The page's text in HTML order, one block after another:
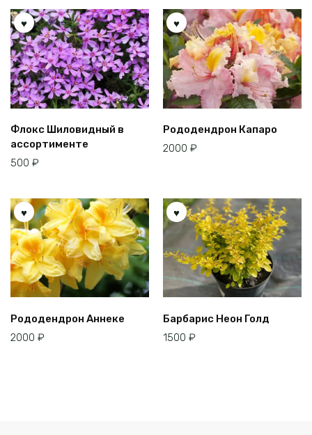
Флокс Шиловидный в
ассортименте
500 ₽
Рододендрон Капаро
2000 ₽
Рододендрон Аннеке
2000 ₽
Барбарис Неон Голд
1500 ₽